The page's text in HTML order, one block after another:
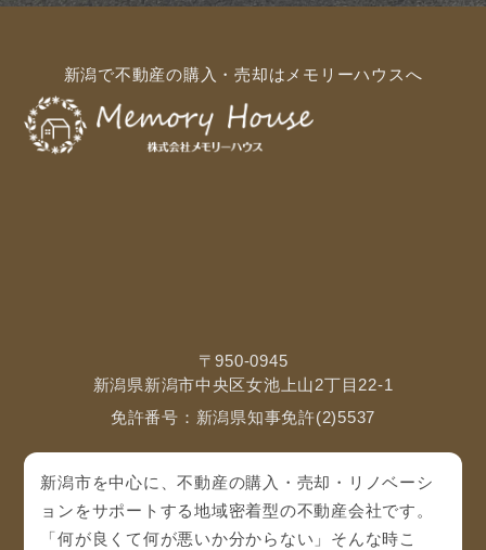
新潟で不動産の購入・売却はメモリーハウスへ
〒950-0945
新潟県新潟市中央区女池上山2丁目22-1
免許番号：新潟県知事免許(2)5537
新潟市を中心に、不動産の購入・売却・リノベーシ
ョンをサポートする地域密着型の不動産会社です。
「何が良くて何が悪いか分からない」そんな時こ